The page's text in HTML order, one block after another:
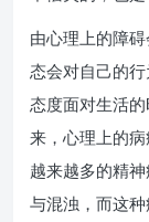
由心理上的障
态会对自己的
态度面对生活
来，心理上的
越来越多的精
与混浊，而这